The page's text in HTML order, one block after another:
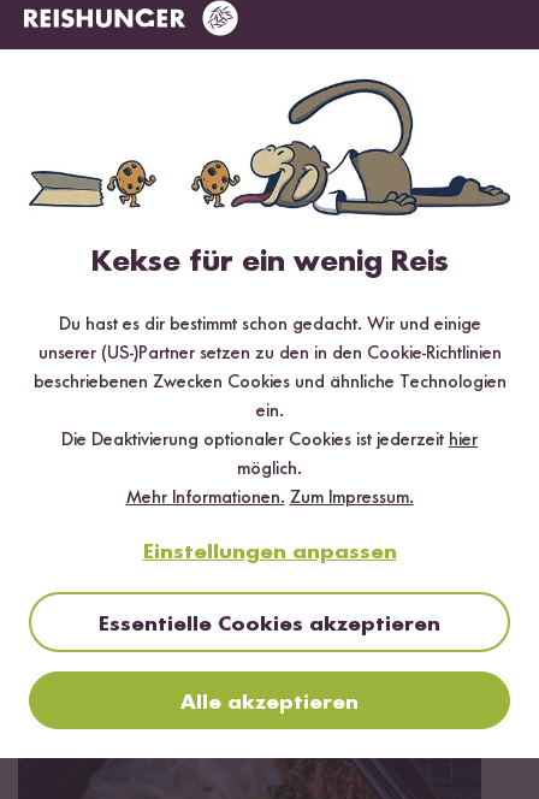
Jetzt sichern
*Das Digitale Rezeptbuch wird dir nach vollständiger Anmeldung zum Newsletter
per E-Mail zugeschickt.
Mehr Rezepte mit Bio Reisnudel Sticks
60 min Vegan Vegetarisch Glutenfrei
Stir Fry mit Tofu im Wok
Kekse für ein wenig Reis
Du hast es dir bestimmt schon gedacht. Wir und einige
unserer (US-)Partner setzen zu den in den Cookie-Richtlinien
beschriebenen Zwecken Cookies und ähnliche Technologien
ein.
Die Deaktivierung optionaler Cookies ist jederzeit hier
möglich.
Mehr Informationen. Zum Impressum.
Einstellungen anpassen
Essentielle Cookies akzeptieren
Alle akzeptieren